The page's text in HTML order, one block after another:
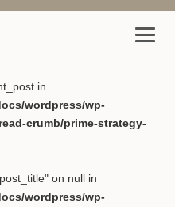
in
wordpress/wp-
crumb/prime-strategy-
on null in
wordpress/wp-